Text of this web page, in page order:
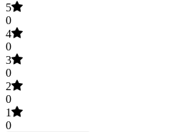
5
0
4
0
3
0
2
0
1
0